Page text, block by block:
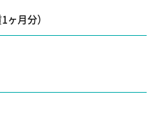
月分）